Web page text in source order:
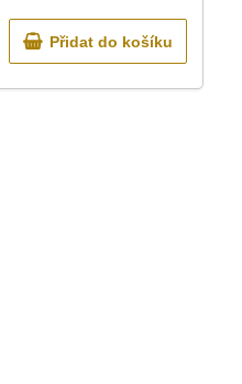
Přidat do košíku